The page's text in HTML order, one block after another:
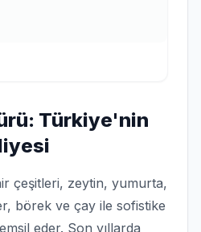
Türkiye'nin
çeşitleri, zeytin, yumurta,
börek ve çay ile sofistike
eder. Son yıllarda